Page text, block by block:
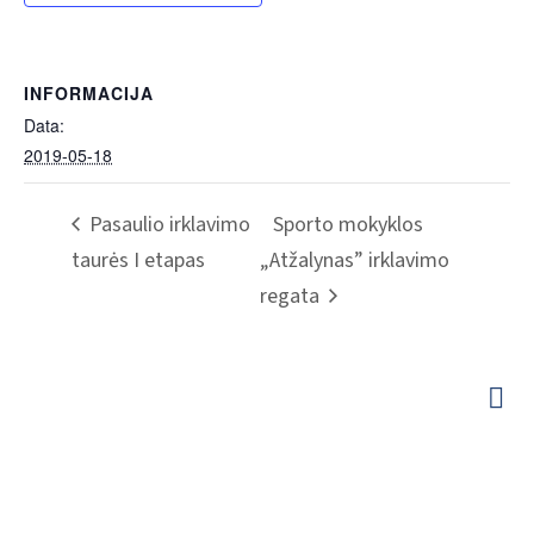
INFORMACIJA
Data:
2019-05-18
Pasaulio irklavimo
taurės I etapas
Sporto mokyklos
„Atžalynas” irklavimo
regata